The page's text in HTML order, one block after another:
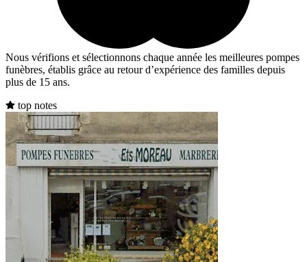
Nous vérifions et sélectionnons chaque année les meilleures pompes
funèbres, établis grâce au retour d’expérience des familles depuis
plus de 15 ans.
top notes